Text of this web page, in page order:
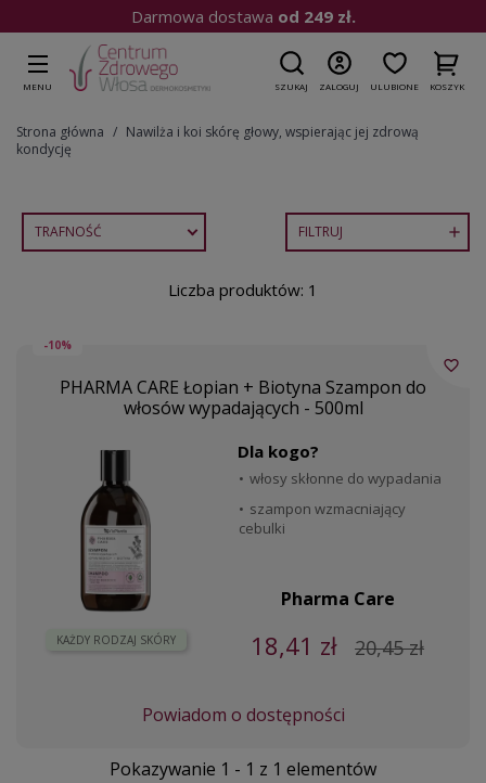
Darmowa dostawa od 249 zł.
MENU SZUKAJ ZALOGUJ ULUBIONE KOSZYK
Strona główna
Nawilża i koi skórę głowy, wspierając jej zdrową
kondycję
TRAFNOŚĆ FILTRUJ 
Liczba produktów: 1
-10%
PHARMA CARE Łopian + Biotyna Szampon do
włosów wypadających - 500ml
KAŻDY RODZAJ SKÓRY
Dla kogo?
włosy skłonne do wypadania
szampon wzmacniający
cebulki
Pharma Care
18,41 zł 20,45 zł
Powiadom o dostępności
favorite_border
Pokazywanie 1 - 1 z 1 elementów